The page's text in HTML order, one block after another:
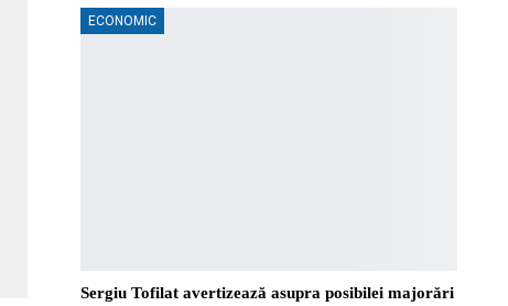
ECONOMIC
Sergiu Tofilat avertizează asupra posibilei majorări